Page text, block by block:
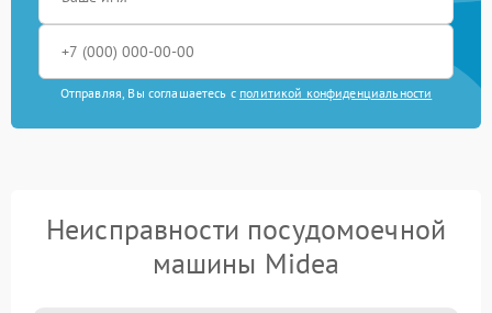
Отправляя, Вы соглашаетесь с политикой конфиденциальности
Неисправности посудомоечной
машины Midea